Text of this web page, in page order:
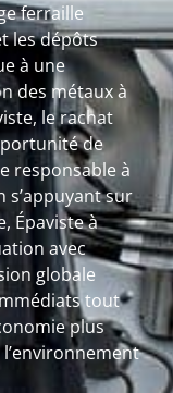
ferraille
les dépôts
à une
des métaux à
le rachat
de
responsable à
s’appuyant sur
Épaviste à
avec
globale
tout
plus